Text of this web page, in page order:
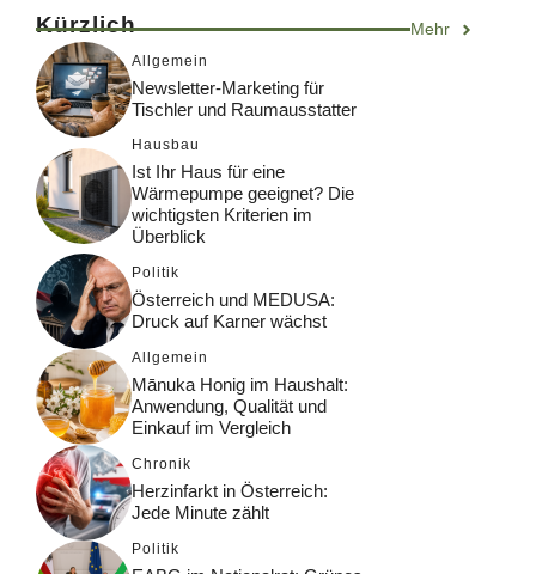
Kürzlich Mehr
Allgemein
Newsletter-Marketing für
Tischler und Raumausstatter
Hausbau
Ist Ihr Haus für eine
Wärmepumpe geeignet? Die
wichtigsten Kriterien im
Überblick
Politik
Österreich und MEDUSA:
Druck auf Karner wächst
Allgemein
Mānuka Honig im Haushalt:
Anwendung, Qualität und
Einkauf im Vergleich
Chronik
Herzinfarkt in Österreich:
Jede Minute zählt
Politik